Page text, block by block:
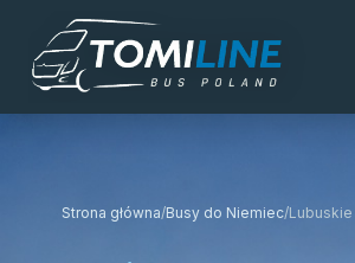
Przejdź do treści
Strona główna/Busy do Niemiec/Lubuskie